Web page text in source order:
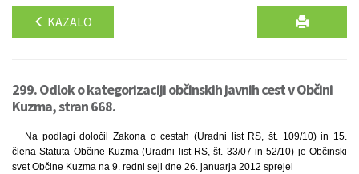
KAZALO
299. Odlok o kategorizaciji občinskih javnih cest v Občini
Kuzma, stran 668.
Na podlagi določil Zakona o cestah (Uradni list RS, št. 109/10) in 15.
člena Statuta Občine Kuzma (Uradni list RS, št. 33/07 in 52/10) je Občinski
svet Občine Kuzma na 9. redni seji dne 26. januarja 2012 sprejel